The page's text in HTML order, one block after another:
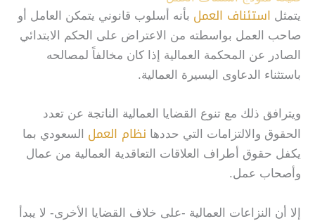
يتمثل استئناف العمل بأنه أسلوب قانوني يتمكن العامل أو
صاحب العمل بواسطته من الاعتراض على الحكم الابتدائي
الصادر عن المحكمة العمالية إذا كان مخالفاً لمصالحه
باستثناء الدعاوى اليسيرة العمالية.
ويترافق ذلك مع تنوع القضايا العمالية الناتجة عن تعدد
الحقوق والالتزامات التي حددها نظام العمل السعودي بما
يكفل حقوق أطراف العلاقات التعاقدية العمالية من عمال
وأصحاب عمل.
إلا أن النزاعات العمالية -على خلاف القضايا الأخرى- لا يبدأ